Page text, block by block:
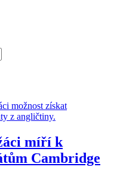
míří k
Cambridge